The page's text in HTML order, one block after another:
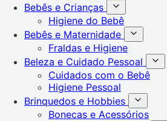
Bebês e Crianças
Higiene do Bebê
Bebês e Maternidade
Fraldas e Higiene
Beleza e Cuidado Pessoal
Cuidados com o Bebê
Higiene Pessoal
Brinquedos e Hobbies
Bonecas e Acessórios